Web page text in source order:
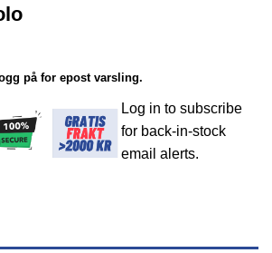
på for epost varsling.
Log in to subscribe
for back-in-stock
email alerts.